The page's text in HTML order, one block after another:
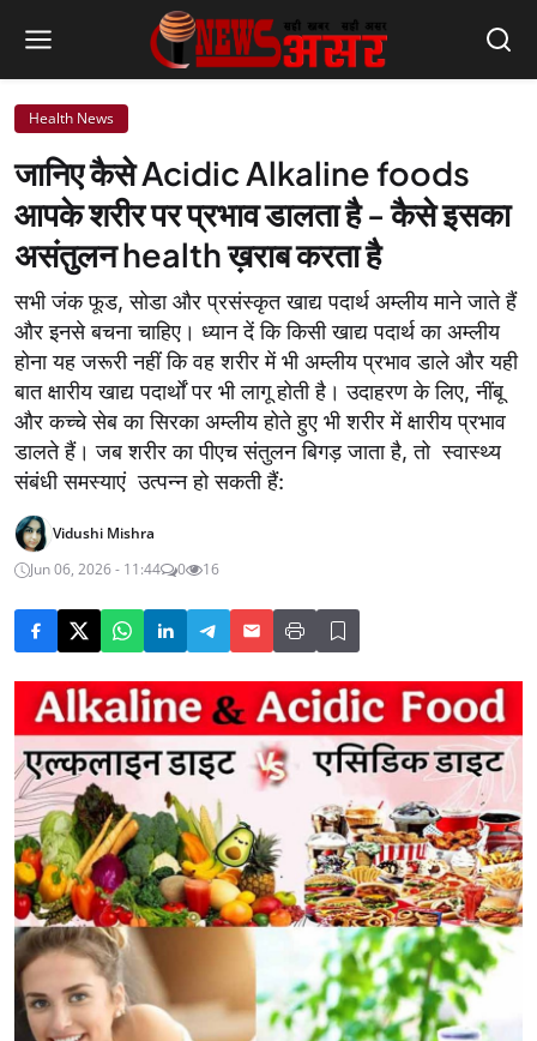
Health News
जानिए कैसे Acidic Alkaline foods
आपके शरीर पर प्रभाव डालता है - कैसे इसका
असंतुलन health ख़राब करता है
सभी जंक फूड, सोडा और प्रसंस्कृत खाद्य पदार्थ अम्लीय माने जाते हैं
और इनसे बचना चाहिए। ध्यान दें कि किसी खाद्य पदार्थ का अम्लीय
होना यह जरूरी नहीं कि वह शरीर में भी अम्लीय प्रभाव डाले और यही
बात क्षारीय खाद्य पदार्थों पर भी लागू होती है। उदाहरण के लिए, नींबू
और कच्चे सेब का सिरका अम्लीय होते हुए भी शरीर में क्षारीय प्रभाव
डालते हैं। जब शरीर का पीएच संतुलन बिगड़ जाता है, तो स्वास्थ्य
संबंधी समस्याएं उत्पन्न हो सकती हैं:
Vidushi Mishra
Jun 06, 2026 - 11:44
0 16